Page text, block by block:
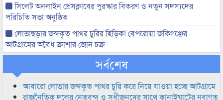
সিলেট অনলাইন প্রেসক্লাবের পুরস্কার বিতরণ ও নতুন সদস্যদের
পরিচিতি সভা অনুষ্ঠিত
লোভাছড়ার জব্দকৃত পাথর চুরির হিড়িক! বেপরোয়া জকিগঞ্জের
আটগ্রামের অবৈধ ক্রাশার জোন চক্র
সর্বশেষ
আবারো লোভার জব্দকৃত পাথর চুরি করে নিয়ে যাওয়া হচ্ছে আটগ্রামে
রাজনৈতিক দলের নেতৃবৃন্দ ও সুধীজনদের সাথে কানাইঘাটের নবাগত